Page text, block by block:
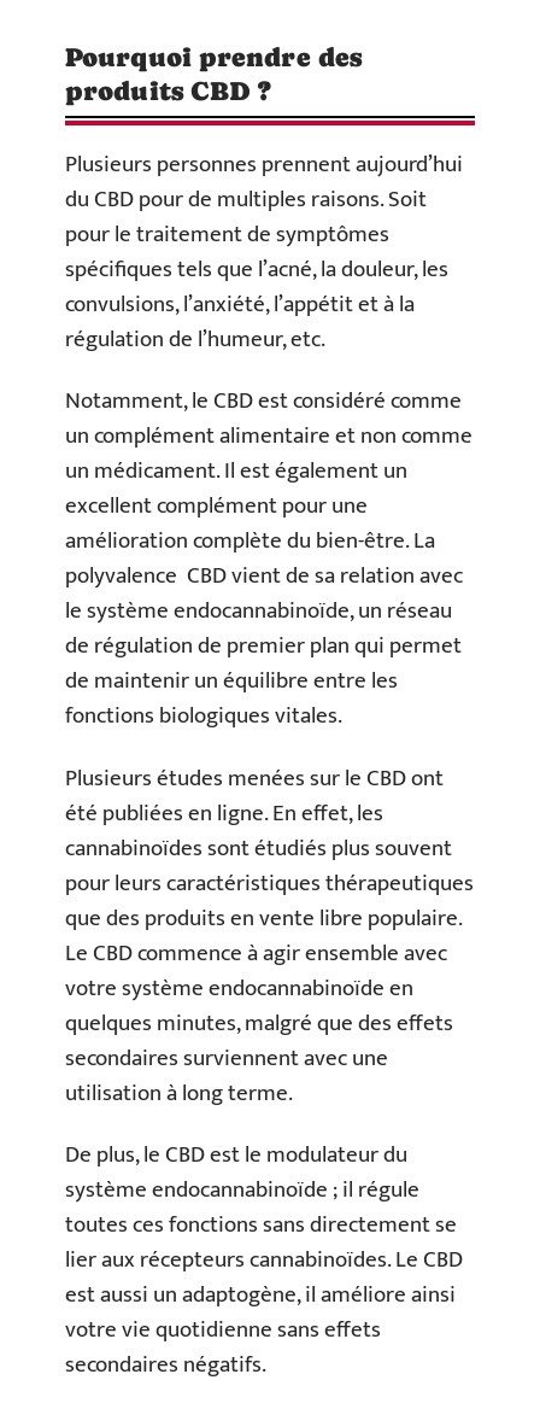
Pourquoi prendre des
produits CBD ?
Plusieurs personnes prennent aujourd’hui
du CBD pour de multiples raisons. Soit
pour le traitement de symptômes
spécifiques tels que l’acné, la douleur, les
convulsions, l’anxiété, l’appétit et à la
régulation de l’humeur, etc.
Notamment, le CBD est considéré comme
un complément alimentaire et non comme
un médicament. Il est également un
excellent complément pour une
amélioration complète du bien-être. La
polyvalence CBD vient de sa relation avec
le système endocannabinoïde, un réseau
de régulation de premier plan qui permet
de maintenir un équilibre entre les
fonctions biologiques vitales.
Plusieurs études menées sur le CBD ont
été publiées en ligne. En effet, les
cannabinoïdes sont étudiés plus souvent
pour leurs caractéristiques thérapeutiques
que des produits en vente libre populaire.
Le CBD commence à agir ensemble avec
votre système endocannabinoïde en
quelques minutes, malgré que des effets
secondaires surviennent avec une
utilisation à long terme.
De plus, le CBD est le modulateur du
système endocannabinoïde ; il régule
toutes ces fonctions sans directement se
lier aux récepteurs cannabinoïdes. Le CBD
est aussi un adaptogène, il améliore ainsi
votre vie quotidienne sans effets
secondaires négatifs.